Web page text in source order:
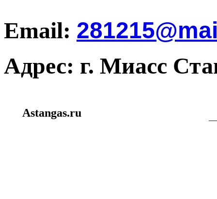
Email:
Адрес: г. Миасс
Astangas.ru